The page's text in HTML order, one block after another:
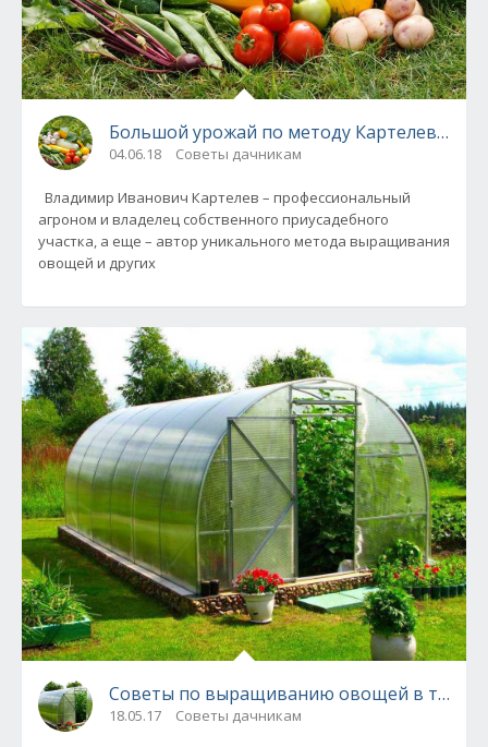
Большой урожай по методу Картелева -
04.06.18 Советы дачникам
Владимир Иванович Картелев – профессиональный
агроном и владелец собственного приусадебного
участка, а еще – автор уникального метода выращивания
овощей и других
Советы по выращиванию овощей в
18.05.17 Советы дачникам